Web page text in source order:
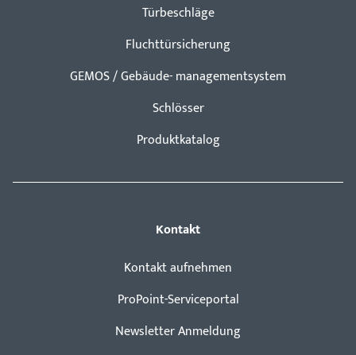
Türbeschläge
Fluchttürsicherung
GEMOS / Gebäude- managementsystem
Schlösser
Produktkatalog
Kontakt
Kontakt aufnehmen
ProPoint-Serviceportal
Newsletter Anmeldung